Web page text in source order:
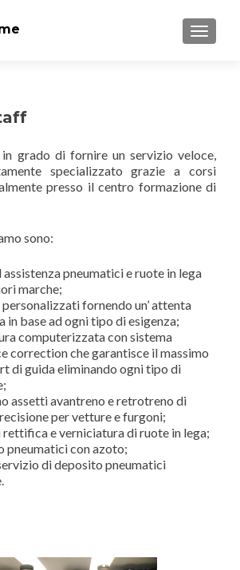
grado di fornire un servizio veloce,
specializzato grazie a corsi
presso il centro formazione di
sono:
assistenza pneumatici e ruote in lega
marche;
fornendo un’ attenta
in base ad ogni tipo di esigenza;
computerizzata con sistema
correction che garantisce il massimo
di guida eliminando ogni tipo di
assetti avantreno e retrotreno di
per vetture e furgoni;
e verniciatura di ruote in lega;
pneumatici con azoto;
di deposito pneumatici